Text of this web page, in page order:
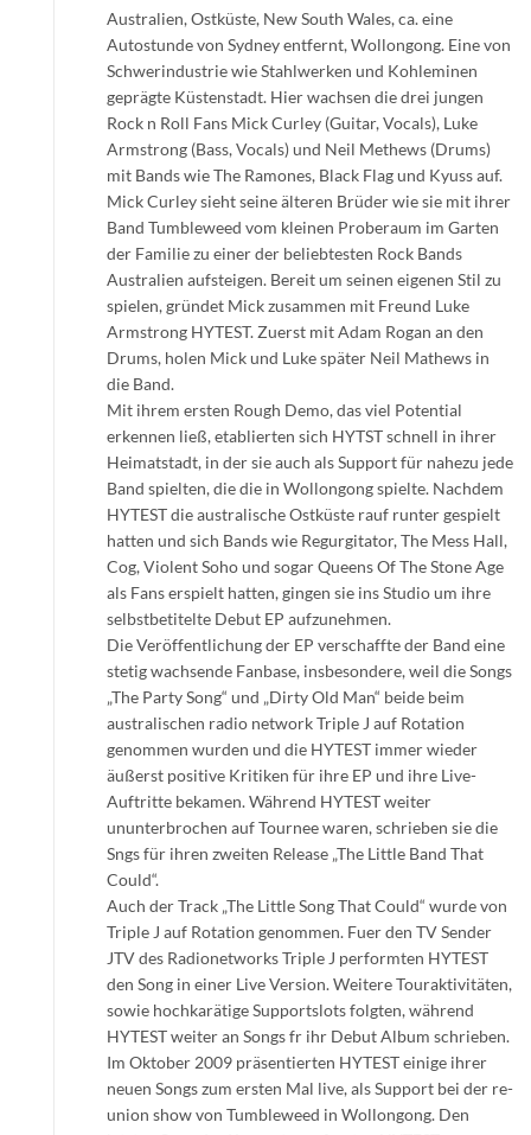
Australien, Ostküste, New South Wales, ca. eine
Autostunde von Sydney entfernt, Wollongong. Eine von
Schwerindustrie wie Stahlwerken und Kohleminen
geprägte Küstenstadt. Hier wachsen die drei jungen
Rock n Roll Fans Mick Curley (Guitar, Vocals), Luke
Armstrong (Bass, Vocals) und Neil Methews (Drums)
mit Bands wie The Ramones, Black Flag und Kyuss auf.
Mick Curley sieht seine älteren Brüder wie sie mit ihrer
Band Tumbleweed vom kleinen Proberaum im Garten
der Familie zu einer der beliebtesten Rock Bands
Australien aufsteigen. Bereit um seinen eigenen Stil zu
spielen, gründet Mick zusammen mit Freund Luke
Armstrong HYTEST. Zuerst mit Adam Rogan an den
Drums, holen Mick und Luke später Neil Mathews in
die Band.
Mit ihrem ersten Rough Demo, das viel Potential
erkennen ließ, etablierten sich HYTST schnell in ihrer
Heimatstadt, in der sie auch als Support für nahezu jede
Band spielten, die die in Wollongong spielte. Nachdem
HYTEST die australische Ostküste rauf runter gespielt
hatten und sich Bands wie Regurgitator, The Mess Hall,
Cog, Violent Soho und sogar Queens Of The Stone Age
als Fans erspielt hatten, gingen sie ins Studio um ihre
selbstbetitelte Debut EP aufzunehmen.
Die Veröffentlichung der EP verschaffte der Band eine
stetig wachsende Fanbase, insbesondere, weil die Songs
„The Party Song“ und „Dirty Old Man“ beide beim
australischen radio network Triple J auf Rotation
genommen wurden und die HYTEST immer wieder
äußerst positive Kritiken für ihre EP und ihre Live-
Auftritte bekamen. Während HYTEST weiter
ununterbrochen auf Tournee waren, schrieben sie die
Sngs für ihren zweiten Release „The Little Band That
Could“.
Auch der Track „The Little Song That Could“ wurde von
Triple J auf Rotation genommen. Fuer den TV Sender
JTV des Radionetworks Triple J performten HYTEST
den Song in einer Live Version. Weitere Touraktivitäten,
sowie hochkarätige Supportslots folgten, während
HYTEST weiter an Songs fr ihr Debut Album schrieben.
Im Oktober 2009 präsentierten HYTEST einige ihrer
neuen Songs zum ersten Mal live, als Support bei der re-
union show von Tumbleweed in Wollongong. Den